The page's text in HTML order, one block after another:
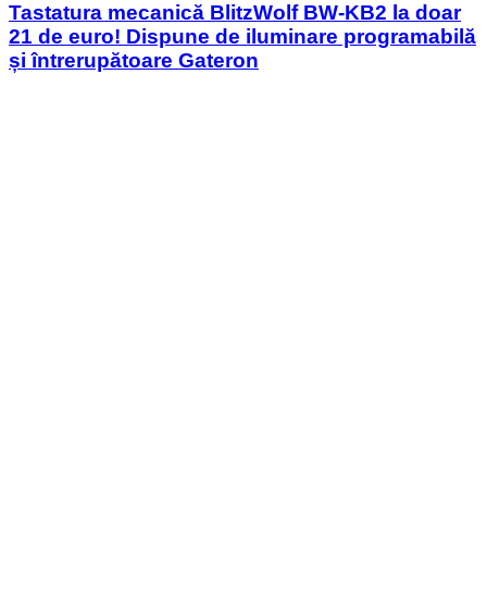
Tastatura mecanică BlitzWolf BW-KB2 la doar
21 de euro! Dispune de iluminare programabilă
și întrerupătoare Gateron